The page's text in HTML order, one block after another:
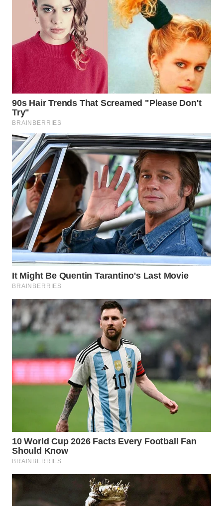
WN
LABUHANBATU
WN
TAPANULI
TENGAH
WN DELI
SERDANG
WN
TEBING
TINGGI
WN
PAKPAK
WN
KARAWANG
WN
BEKASI
WN
BOGOR
WN
DEPOK
TAPANULI
SAMOSIR
WN